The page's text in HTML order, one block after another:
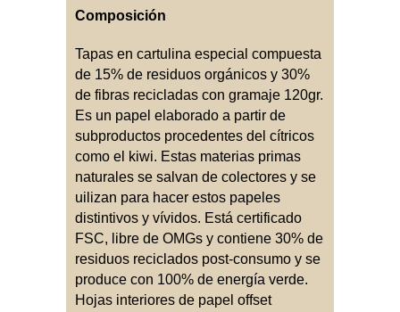
Composición
Tapas en cartulina especial compuesta
de 15% de residuos orgánicos y 30%
de fibras recicladas con gramaje 120gr.
Es un papel elaborado a partir de
subproductos procedentes del cítricos
como el kiwi. Estas materias primas
naturales se salvan de colectores y se
uilizan para hacer estos papeles
distintivos y vívidos. Está certificado
FSC, libre de OMGs y contiene 30% de
residuos reciclados post-consumo y se
produce con 100% de energía verde.
Hojas interiores de papel offset